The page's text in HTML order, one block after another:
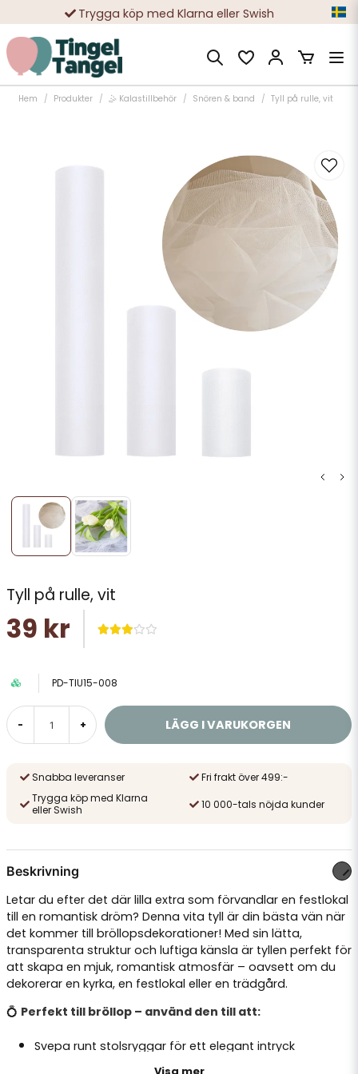
Trygga köp med Klarna eller Swish
10 000-tals nöjda kunder
Hem Produkter 🤹 Kalastillbehör Snören & band Tyll på rulle, vit
Tyll på rulle, vit
39 kr
PD-TIU15-008
- + LÄGG I VARUKORGEN
Snabba leveranser
Fri frakt över 499:-
Trygga köp med Klarna
eller Swish
10 000-tals nöjda kunder
Beskrivning
Letar du efter det där lilla extra som förvandlar en festlokal
till en romantisk dröm? Denna vita tyll är din bästa vän när
det kommer till bröllopsdekorationer! Med sin lätta,
transparenta struktur och luftiga känsla är tyllen perfekt för
att skapa en mjuk, romantisk atmosfär – oavsett om du
dekorerar en kyrka, en festlokal eller en trädgård.
💍 Perfekt till bröllop – använd den till att:
Svepa runt stolsryggar för ett elegant intryck